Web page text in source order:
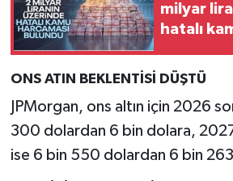
milyar
hatalı
ONS ATIN BEKLENTİSİ DÜŞTÜ
JPMorgan, ons altın için 2026
300 dolardan 6 bin dolara,
ise 6 bin 550 dolardan 6 bin